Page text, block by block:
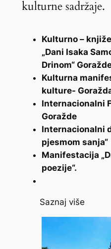
kulturne sadržaje.
Kulturno –
„Dani Isaka
Drinom“
Kulturna
kulture-
Internacionalni
Goražde
Internacionalni
pjesmom sanja“
Manifestacija
poezije“.
Saznaj više